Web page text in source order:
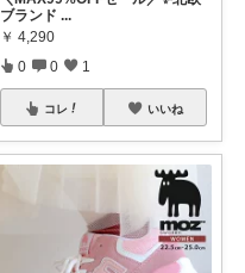
ブランド ...
￥ 4,290
0 0 1
コレ いいね